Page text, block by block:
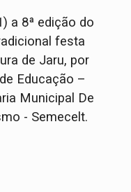
a 8ª edição do
festa
de Jaru, por
Educação –
Municipal De
- Semecelt.